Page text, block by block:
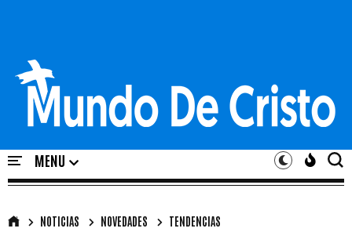
NOTICIAS NOVEDADES TENDENCIAS